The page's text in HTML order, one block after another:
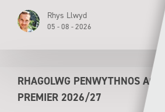
Rhys Llwyd
05 - 08 - 2026
RHAGOLWG PENWYTHNOS
PREMIER 2026/27